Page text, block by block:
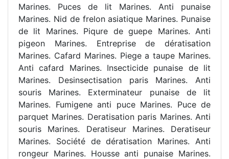
Marines. Puces de lit Marines. Anti punaise
Marines. Nid de frelon asiatique Marines. Punaise
de lit Marines. Piqure de guepe Marines. Anti
pigeon Marines. Entreprise de dératisation
Marines. Cafard Marines. Piege a taupe Marines.
Anti cafard Marines. Insecticide punaise de lit
Marines. Desinsectisation paris Marines. Anti
souris Marines. Exterminateur punaise de lit
Marines. Fumigene anti puce Marines. Puce de
parquet Marines. Deratisation paris Marines. Anti
souris Marines. Deratiseur Marines. Deratiseur
Marines. Société de dératisation Marines. Anti
rongeur Marines. Housse anti punaise Marines.